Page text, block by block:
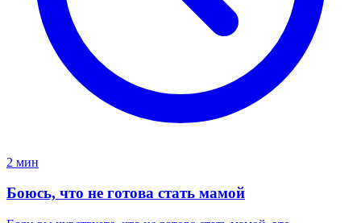
2 мин
Боюсь, что не готова стать мамой